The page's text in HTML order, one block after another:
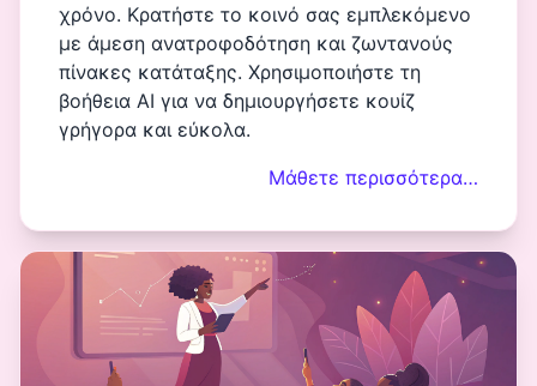
χρόνο. Κρατήστε το κοινό σας εμπλεκόμενο
με άμεση ανατροφοδότηση και ζωντανούς
πίνακες κατάταξης. Χρησιμοποιήστε τη
βοήθεια AI για να δημιουργήσετε κουίζ
γρήγορα και εύκολα.
Μάθετε περισσότερα…